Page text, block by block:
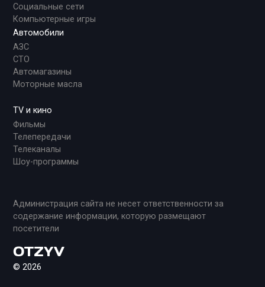
Социальные сети
Компьютерные игры
Автомобили
АЗС
СТО
Автомагазины
Моторные масла
TV и кино
Фильмы
Телепередачи
Телеканалы
Шоу-программы
Администрация сайта не несет ответственности за
содержание информации, которую размещают
посетители
© 2026